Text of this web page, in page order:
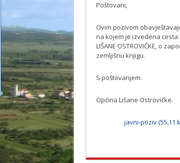
Poštovani,
Ovim pozivom
na kojem je izvedena cesta
LIŠANE OSTROVIČKE, o
zemljišnu knjigu.
S poštovanjem.
Općina Lišane Ostrovičke.
javni-poziv